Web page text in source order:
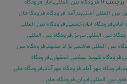
برچسب 9 فرودگاه بین المللی ,آمار فرودگاه
,درآمد فرودگاه,فرودگا های
امام,فرودگاه امام خمینی,فرودگاه بین المللی
بین المللی تبریز ,فرودگاه بین المللی
بین المللی هاشمی نژاد مشهد,فرودگاه بین
,فرودگاه شهید بهشتی اصفهان,فرودگاه
,فرودگاه مهر آباد,فرودگاه مهرآباد,فرودگاه های
بین المللی ایران,فرودگاه های